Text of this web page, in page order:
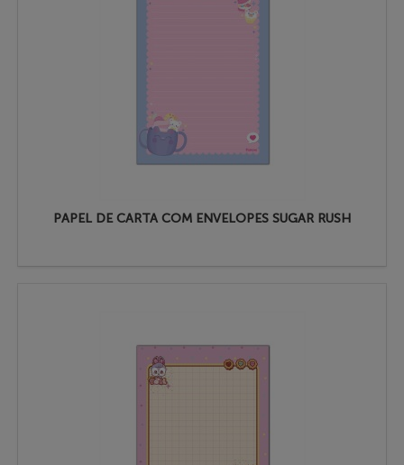
PAPEL DE CARTA COM ENVELOPES SUGAR RUSH